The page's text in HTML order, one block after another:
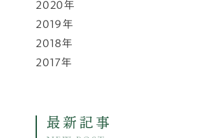
2020年
2019年
2018年
2017年
最新記事